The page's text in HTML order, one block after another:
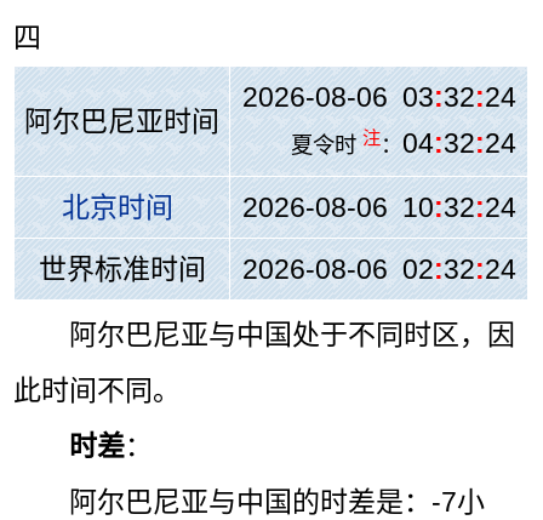
四
阿尔巴尼亚时间
2026-08-06 03:32:24
夏令时 注： 04:32:24
北京时间 2026-08-06 10:32:24
世界标准时间
2026-08-06 02:32:24
阿尔巴尼亚与中国处于不同时区，因
此时间不同。
时差：
阿尔巴尼亚与中国的时差是：-7小